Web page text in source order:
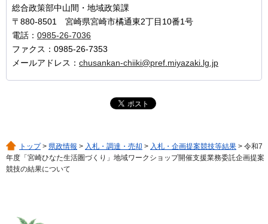
総合政策部中山間・地域政策課
〒880-8501 宮崎県宮崎市橘通東2丁目10番1号
電話： 0985-26-7036
ファクス：0985-26-7353
メールアドレス： chusankan-chiiki@pref.miyazaki.lg.jp
トップ> 県政情報 > 入札・調達・売却 > 入札・企画提案競技等結果 > 令和7
年度「宮崎ひなた生活圏づくり」地域ワークショップ開催支援業務委託企画提案
競技の結果について